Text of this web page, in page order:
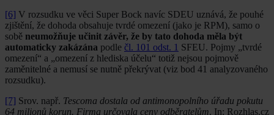
[6] V rozsudku ve věci Super Bock navíc SDEU uznává, že pouhé
zjištění, že dohoda obsahuje tvrdé omezení (jako je RPM), samo o
sobě neumožňuje učinit závěr, že by tato dohoda měla být
automaticky zakázána podle čl. 101 odst. 1 SFEU. Pojmy „tvrdé
omezení“ a „omezení z hlediska účelu“ totiž nejsou pojmově
zaměnitelné a nemusí se nutně překrývat (viz bod 41 analyzovaného
rozsudku).
[7] Srov. např. Tescoma dostala od antimonopolního úřadu pokutu
64 milionů korun. Firma určovala ceny odběratelům. In: Rozhlas.cz